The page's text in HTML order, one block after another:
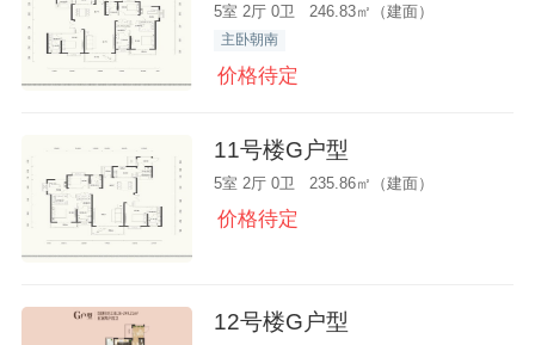
5室 2厅 0卫 246.83㎡（建面）
主卧朝南
价格待定
11号楼G户型
5室 2厅 0卫 235.86㎡（建面）
价格待定
12号楼G户型